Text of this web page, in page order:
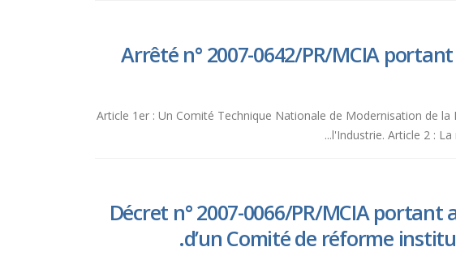
Arrêté n° 2007-0642/PR/MCIA
Article 1er : Un Comité Technique Nationale de Modernisation de
l'Industrie. Article 2 :
Décret n° 2007-0066/PR/MCIA
d’un Comité de réforme